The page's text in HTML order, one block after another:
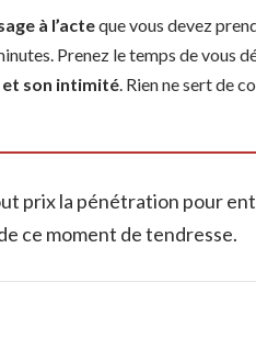
à l’acteque vous devez
Prenez le temps de vous
son intimité. Rien ne sert de
prix la pénétration pour
ce moment de tendresse.